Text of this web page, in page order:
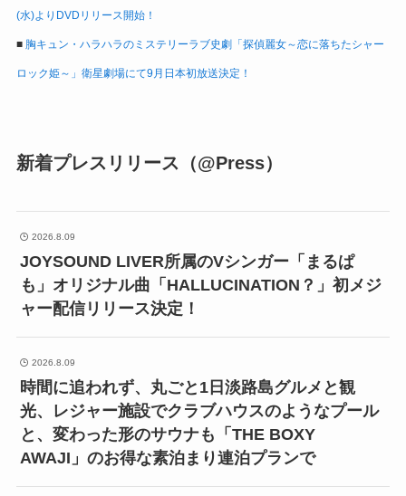
(水)よりDVDリリース開始！
■ 胸キュン・ハラハラのミステリーラブ史劇「探偵麗女～恋に落ちたシャー
ロック姫～」衛星劇場にて9月日本初放送決定！
新着プレスリリース（@Press）
2026.8.09
JOYSOUND LIVER所属のVシンガー「まるぱ
も」オリジナル曲「HALLUCINATION？」初メジ
ャー配信リリース決定！
2026.8.09
時間に追われず、丸ごと1日淡路島グルメと観
光、レジャー施設でクラブハウスのようなプール
と、変わった形のサウナも「THE BOXY
AWAJI」のお得な素泊まり連泊プランで